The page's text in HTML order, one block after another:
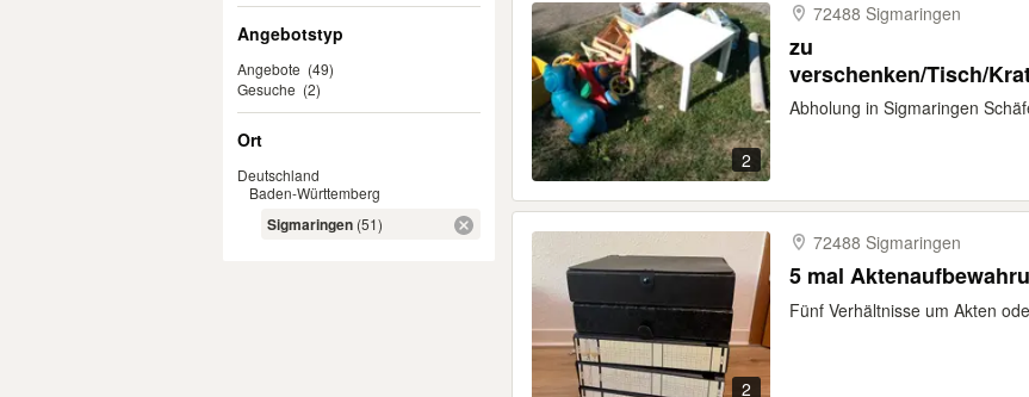
Angebotstyp
Angebote (49)
Gesuche (2)
Ort
Deutschland
Baden-Württemberg
Sigmaringen (51)
2
72488 Sigmaringen
zu
verschenken/Tisch/
Abholung in Sigmaringen
2
72488 Sigmaringen
5 mal
Fünf Verhältnisse um Akten